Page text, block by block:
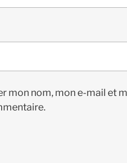
mon nom, mon e-mail et